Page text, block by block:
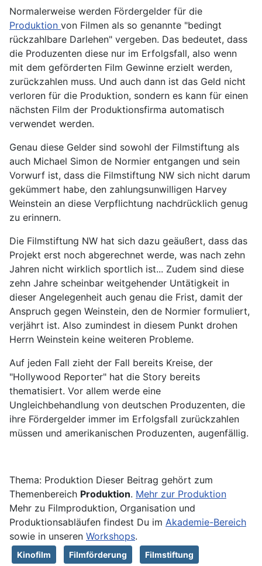
Normalerweise werden Fördergelder für die
Produktion von Filmen als so genannte "bedingt
rückzahlbare Darlehen" vergeben. Das bedeutet, dass
die Produzenten diese nur im Erfolgsfall, also wenn
mit dem geförderten Film Gewinne erzielt werden,
zurückzahlen muss. Und auch dann ist das Geld nicht
verloren für die Produktion, sondern es kann für einen
nächsten Film der Produktionsfirma automatisch
verwendet werden.
Genau diese Gelder sind sowohl der Filmstiftung als
auch Michael Simon de Normier entgangen und sein
Vorwurf ist, dass die Filmstiftung NW sich nicht darum
gekümmert habe, den zahlungsunwilligen Harvey
Weinstein an diese Verpflichtung nachdrücklich genug
zu erinnern.
Die Filmstiftung NW hat sich dazu geäußert, dass das
Projekt erst noch abgerechnet werde, was nach zehn
Jahren nicht wirklich sportlich ist... Zudem sind diese
zehn Jahre scheinbar weitgehender Untätigkeit in
dieser Angelegenheit auch genau die Frist, damit der
Anspruch gegen Weinstein, den de Normier formuliert,
verjährt ist. Also zumindest in diesem Punkt drohen
Herrn Weinstein keine weiteren Probleme.
Auf jeden Fall zieht der Fall bereits Kreise, der
"Hollywood Reporter" hat die Story bereits
thematisiert. Vor allem werde eine
Ungleichbehandlung von deutschen Produzenten, die
ihre Fördergelder immer im Erfolgsfall zurückzahlen
müssen und amerikanischen Produzenten, augenfällig.
Thema: Produktion Dieser Beitrag gehört zum
Themenbereich Produktion. Mehr zur Produktion
Mehr zu Filmproduktion, Organisation und
Produktionsabläufen findest Du im Akademie-Bereich
sowie in unseren Workshops.
Kinofilm Filmförderung Filmstiftung